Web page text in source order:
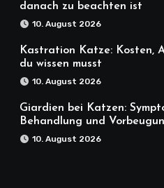
danach zu beachten ist
10. August 2026
Kastration Katze: Kosten,
du wissen musst
10. August 2026
Giardien bei Katzen:
Behandlung und
10. August 2026